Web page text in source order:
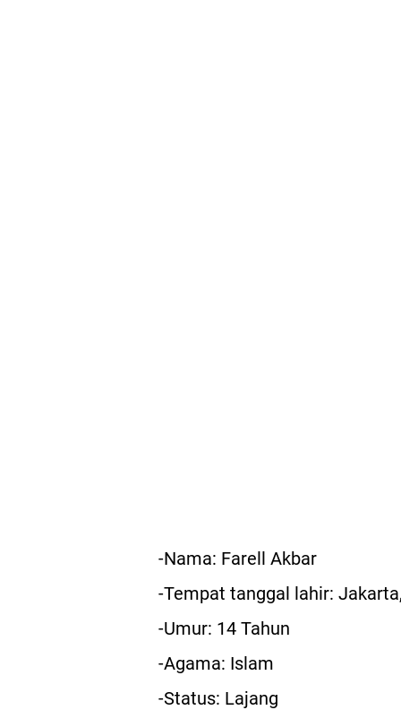
-Nama: Farell Akbar
-Tempat tanggal lahir:
-Umur: 14 Tahun
-Agama: Islam
-Status: Lajang